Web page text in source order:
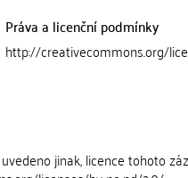
Práva a licenční podmínky
http://creativecommons.org/
jinak, licence tohoto